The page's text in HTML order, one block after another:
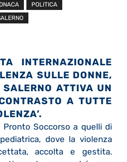
POLITICA
INTERNAZIONALE
SULLE DONNE,
SALERNO ATTIVA UN
A TUTTE
Soccorso a quelli di
dove la violenza
accolta e gestita.